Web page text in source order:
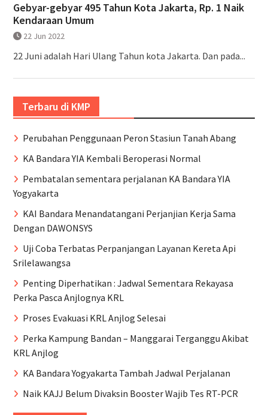
Gebyar-gebyar 495 Tahun Kota Jakarta, Rp. 1 Naik
Kendaraan Umum
22 Jun 2022
22 Juni adalah Hari Ulang Tahun kota Jakarta. Dan pada...
Terbaru di KMP
Perubahan Penggunaan Peron Stasiun Tanah Abang
KA Bandara YIA Kembali Beroperasi Normal
Pembatalan sementara perjalanan KA Bandara YIA
Yogyakarta
KAI Bandara Menandatangani Perjanjian Kerja Sama
Dengan DAWONSYS
Uji Coba Terbatas Perpanjangan Layanan Kereta Api
Srilelawangsa
Penting Diperhatikan : Jadwal Sementara Rekayasa
Perka Pasca Anjlognya KRL
Proses Evakuasi KRL Anjlog Selesai
Perka Kampung Bandan – Manggarai Terganggu Akibat
KRL Anjlog
KA Bandara Yogyakarta Tambah Jadwal Perjalanan
Naik KAJJ Belum Divaksin Booster Wajib Tes RT-PCR